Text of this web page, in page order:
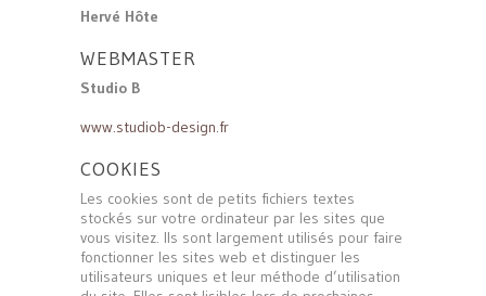
Hervé Hôte
WEBMASTER
Studio B
www.studiob-design.fr
COOKIES
Les cookies sont de petits fichiers textes
stockés sur votre ordinateur par les sites que
vous visitez. Ils sont largement utilisés pour faire
fonctionner les sites web et distinguer les
utilisateurs uniques et leur méthode d’utilisation